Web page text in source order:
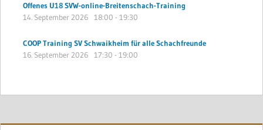
Offenes U18 SVW-online-Breitenschach-Training
14. September 2026 18:00 - 19:30
COOP Training SV Schwaikheim für alle Schachfreunde
16. September 2026 17:30 - 19:00